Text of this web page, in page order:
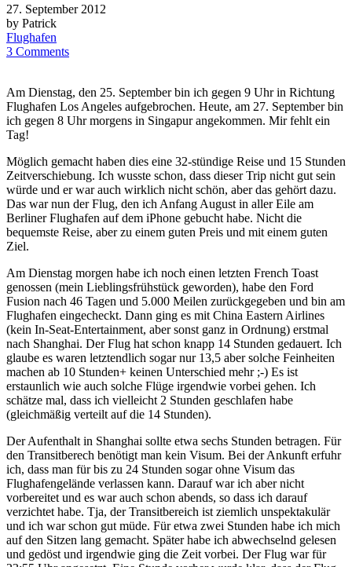
27. September 2012
by Patrick
Flughafen
3 Comments
Am Dienstag, den 25. September bin ich gegen 9 Uhr in Richtung
Flughafen Los Angeles aufgebrochen. Heute, am 27. September bin
ich gegen 8 Uhr morgens in Singapur angekommen. Mir fehlt ein
Tag!
Möglich gemacht haben dies eine 32-stündige Reise und 15 Stunden
Zeitverschiebung. Ich wusste schon, dass dieser Trip nicht gut sein
würde und er war auch wirklich nicht schön, aber das gehört dazu.
Das war nun der Flug, den ich Anfang August in aller Eile am
Berliner Flughafen auf dem iPhone gebucht habe. Nicht die
bequemste Reise, aber zu einem guten Preis und mit einem guten
Ziel.
Am Dienstag morgen habe ich noch einen letzten French Toast
genossen (mein Lieblingsfrühstück geworden), habe den Ford
Fusion nach 46 Tagen und 5.000 Meilen zurückgegeben und bin am
Flughafen eingecheckt. Dann ging es mit China Eastern Airlines
(kein In-Seat-Entertainment, aber sonst ganz in Ordnung) erstmal
nach Shanghai. Der Flug hat schon knapp 14 Stunden gedauert. Ich
glaube es waren letztendlich sogar nur 13,5 aber solche Feinheiten
machen ab 10 Stunden+ keinen Unterschied mehr ;-) Es ist
erstaunlich wie auch solche Flüge irgendwie vorbei gehen. Ich
schätze mal, dass ich vielleicht 2 Stunden geschlafen habe
(gleichmäßig verteilt auf die 14 Stunden).
Der Aufenthalt in Shanghai sollte etwa sechs Stunden betragen. Für
den Transitberech benötigt man kein Visum. Bei der Ankunft erfuhr
ich, dass man für bis zu 24 Stunden sogar ohne Visum das
Flughafengelände verlassen kann. Darauf war ich aber nicht
vorbereitet und es war auch schon abends, so dass ich darauf
verzichtet habe. Tja, der Transitbereich ist ziemlich unspektakulär
und ich war schon gut müde. Für etwa zwei Stunden habe ich mich
auf den Sitzen lang gemacht. Später habe ich abwechselnd gelesen
und gedöst und irgendwie ging die Zeit vorbei. Der Flug war für